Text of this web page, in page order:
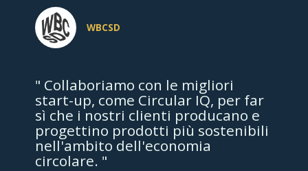
WBCSD
" Collaboriamo con le migliori
start-up, come Circular IQ, per far
sì che i nostri clienti producano e
progettino prodotti più sostenibili
nell'ambito dell'economia
circolare. "